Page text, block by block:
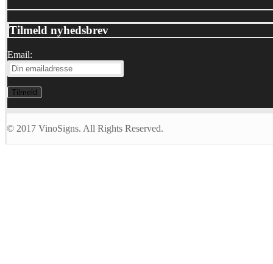
Tilmeld nyhedsbrev
Email:
© 2017 VinoSigns. All Rights Reserved.